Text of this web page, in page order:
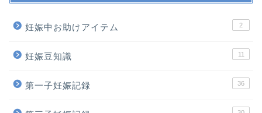
妊娠中お助けアイテム 2
妊娠豆知識 11
第一子妊娠記録 36